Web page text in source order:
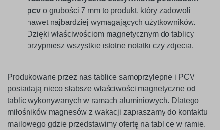
pcv o grubości 7 mm to produkt, który zadowoli
nawet najbardziej wymagających użytkowników.
Dzięki właściwościom magnetycznym do tablicy
przypniesz wszystkie istotne notatki czy zdjecia.
Produkowane przez nas tablice samoprzylepne i PCV
posiadają nieco słabsze właściwości magnetyczne od
tablic wykonywanych w ramach aluminiowych. Dlatego
miłośników magnesów z wakacji zapraszamy do kontaktu
mailowego gdzie przedstawimy ofertę na tablice w ramie.